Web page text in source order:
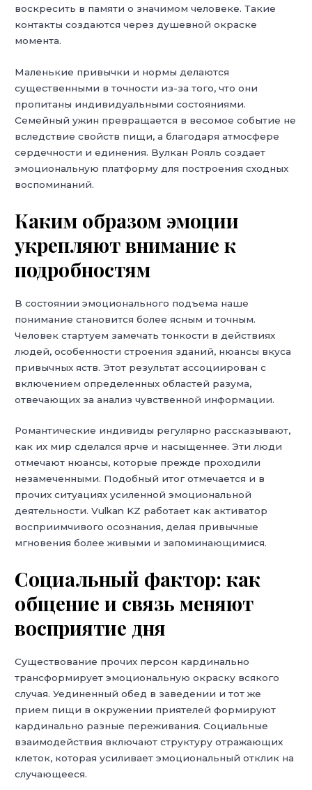
воскресить в памяти о значимом человеке. Такие
контакты создаются через душевной окраске
момента.
Маленькие привычки и нормы делаются
существенными в точности из-за того, что они
пропитаны индивидуальными состояниями.
Семейный ужин превращается в весомое событие не
вследствие свойств пищи, а благодаря атмосфере
сердечности и единения. Вулкан Рояль создает
эмоциональную платформу для построения сходных
воспоминаний.
Каким образом эмоции
укрепляют внимание к
подробностям
В состоянии эмоционального подъема наше
понимание становится более ясным и точным.
Человек стартуем замечать тонкости в действиях
людей, особенности строения зданий, нюансы вкуса
привычных яств. Этот результат ассоциирован с
включением определенных областей разума,
отвечающих за анализ чувственной информации.
Романтические индивиды регулярно рассказывают,
как их мир сделался ярче и насыщеннее. Эти люди
отмечают нюансы, которые прежде проходили
незамеченными. Подобный итог отмечается и в
прочих ситуациях усиленной эмоциональной
деятельности. Vulkan KZ работает как активатор
восприимчивого осознания, делая привычные
мгновения более живыми и запоминающимися.
Социальный фактор: как
общение и связь меняют
восприятие дня
Существование прочих персон кардинально
трансформирует эмоциональную окраску всякого
случая. Уединенный обед в заведении и тот же
прием пищи в окружении приятелей формируют
кардинально разные переживания. Социальные
взаимодействия включают структуру отражающих
клеток, которая усиливает эмоциональный отклик на
случающееся.